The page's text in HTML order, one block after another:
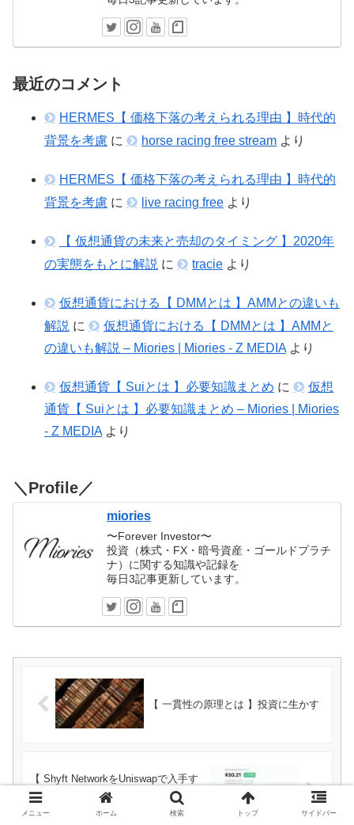
最近のコメント
HERMES【 価格下落の考えられる理由 】時代的
背景を考慮 に horse racing free stream より
HERMES【 価格下落の考えられる理由 】時代的
背景を考慮 に live racing free より
【 仮想通貨の未来と売却のタイミング 】2020年
の実態をもとに解説 に tracie より
仮想通貨における【 DMMとは 】AMMとの違いも
解説 に
仮想通貨における【 DMMとは 】AMMと
の違いも解説 – Miories | Miories - Z MEDIA より
仮想通貨【 Suiとは 】必要知識まとめ に
仮想
通貨【 Suiとは 】必要知識まとめ – Miories | Miories
- Z MEDIA より
＼Profile／
miories
〜Forever Investor〜
投資（株式・FX・暗号資産・ゴールドプラチ
ナ）に関する知識や記録を
毎日3記事更新しています。
【 一貫性の原理とは 】投資に生かす
【 Shyft NetworkをUniswapで入手す
る方法 】メタマスクにSHYFTトーク
ンを追加する方法も解説
メニュー ホーム 検索 トップ サイドバー